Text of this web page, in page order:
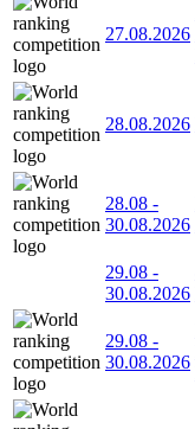
27.08.2026
28.08.2026
28.08 -
30.08.2026
29.08 -
30.08.2026
29.08 -
30.08.2026